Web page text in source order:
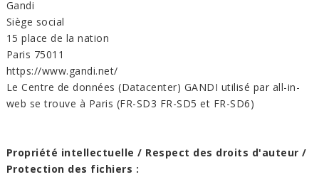
Gandi
Siège social
15 place de la nation
Paris 75011
https://www.gandi.net/
Le Centre de données (Datacenter) GANDI utilisé par all-in-
web se trouve à Paris (FR-SD3 FR-SD5 et FR-SD6)
Propriété intellectuelle / Respect des droits d'auteur /
Protection des fichiers :